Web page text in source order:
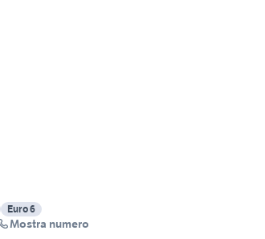
Euro 6
Mostra numero